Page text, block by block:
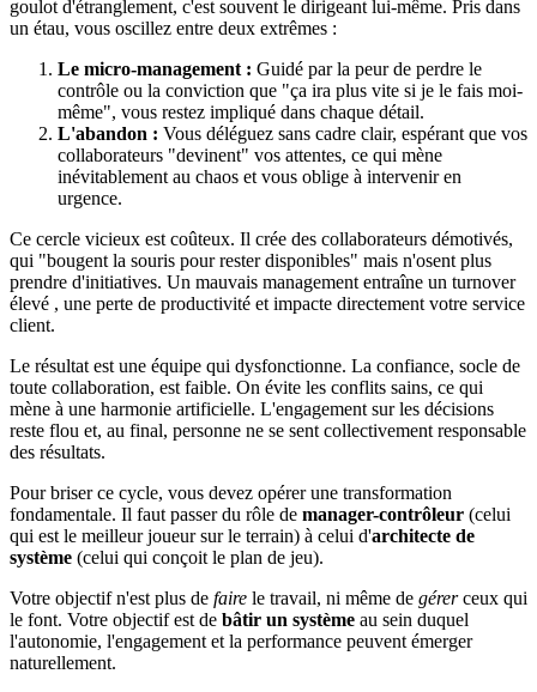
goulot d'étranglement, c'est souvent le dirigeant lui-même. Pris dans
un étau, vous oscillez entre deux extrêmes :
Le micro-management : Guidé par la peur de perdre le
contrôle ou la conviction que "ça ira plus vite si je le fais moi-
même", vous restez impliqué dans chaque détail.
L'abandon : Vous déléguez sans cadre clair, espérant que vos
collaborateurs "devinent" vos attentes, ce qui mène
inévitablement au chaos et vous oblige à intervenir en
urgence.
Ce cercle vicieux est coûteux. Il crée des collaborateurs démotivés,
qui "bougent la souris pour rester disponibles" mais n'osent plus
prendre d'initiatives. Un mauvais management entraîne un turnover
élevé , une perte de productivité et impacte directement votre service
client.
Le résultat est une équipe qui dysfonctionne. La confiance, socle de
toute collaboration, est faible. On évite les conflits sains, ce qui
mène à une harmonie artificielle. L'engagement sur les décisions
reste flou et, au final, personne ne se sent collectivement responsable
des résultats.
Pour briser ce cycle, vous devez opérer une transformation
fondamentale. Il faut passer du rôle de manager-contrôleur (celui
qui est le meilleur joueur sur le terrain) à celui d'architecte de
système (celui qui conçoit le plan de jeu).
Votre objectif n'est plus de faire le travail, ni même de gérerceux qui
le font. Votre objectif est de bâtir un système au sein duquel
l'autonomie, l'engagement et la performance peuvent émerger
naturellement.